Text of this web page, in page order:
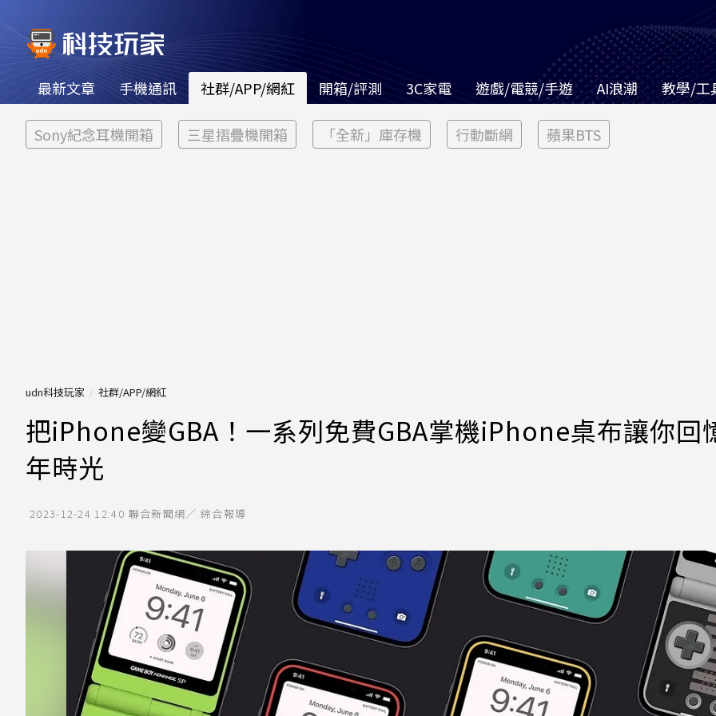
最新文章 手機通訊 社群/APP/網紅 開箱/評測 3C家電 遊戲/電競/手遊 AI浪潮 教學/工
Sony紀念耳機開箱 三星摺疊機開箱 「全新」庫存機 行動斷網 蘋果BTS
udn科技玩家 社群/APP/網紅
把iPhone變GBA！一系列免費GBA掌機iPhone桌布讓你回
年時光
2023-12-24 12:40 聯合新聞網／ 綜合報導